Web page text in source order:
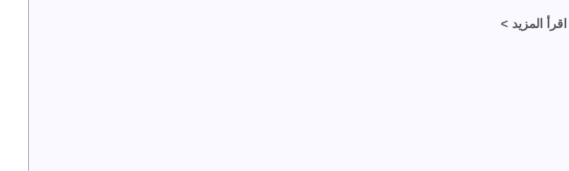
اقرأ المزيد >